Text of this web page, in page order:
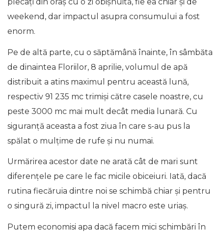
weekend, dar impactul asupra consumului a fost
enorm.
Pe de altă parte, cu o săptămână înainte, în sâmbăta
de dinaintea Floriilor, 8 aprilie, volumul de apă
distribuit a atins maximul pentru această lună,
respectiv 91 235 mc trimiși către casele noastre, cu
peste 3000 mc mai mult decât media lunară. Cu
siguranță aceasta a fost ziua în care s-au pus la
spălat o mulțime de rufe și nu numai.
Urmărirea acestor date ne arată cât de mari sunt
diferențele pe care le fac micile obiceiuri. Iată, dacă
rutina fiecăruia dintre noi se schimbă chiar și pentru
o singură zi, impactul la nivel macro este uriaș.
Putem economisi apa dacă facem mici schimbări în